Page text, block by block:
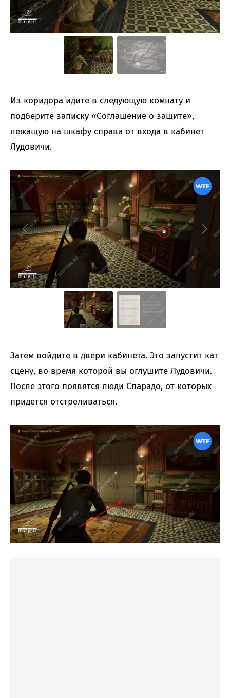
Из коридора идите в следующую комнату и
подберите записку «‎Соглашение о защите»,
лежащую на шкафу справа от входа в кабинет
Лудовичи.
Затем войдите в двери кабинета. Это запустит кат
сцену, во время которой вы оглушите Лудовичи.
После этого появятся люди Спарадо, от которых
придется отстреливаться.